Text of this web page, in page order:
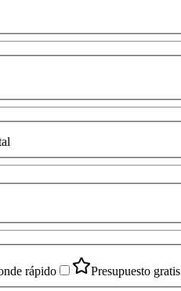
rápido Presupuesto gratis